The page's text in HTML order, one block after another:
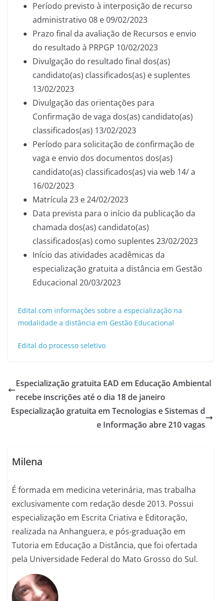
Período previsto à interposição de recurso
administrativo 08 e 09/02/2023
Prazo final da avaliação de Recursos e envio
do resultado à PRPGP 10/02/2023
Divulgação do resultado final dos(as)
candidato(as) classificados(as) e suplentes
13/02/2023
Divulgação das orientações para
Confirmação de vaga dos(as) candidato(as)
classificados(as) 13/02/2023
Período para solicitação de confirmação de
vaga e envio dos documentos dos(as)
candidato(as) classificados(as) via web 14/ a
16/02/2023
Matrícula 23 e 24/02/2023
Data prevista para o início da publicação da
chamada dos(as) candidato(as)
classificados(as) como suplentes 23/02/2023
Início das atividades acadêmicas da
especialização gratuita a distância em Gestão
Educacional 20/03/2023
Edital com informações sobre a especialização na
modalidade a distância em Gestão Educacional
Edital do processo seletivo
Especialização gratuita EAD em Educação Ambiental
recebe inscrições até o dia 18 de janeiro
Especialização gratuita em Tecnologias e Sistemas d
e Informação abre 210 vagas
Milena
É formada em medicina veterinária, mas trabalha
exclusivamente com redação desde 2013. Possui
especialização em Escrita Criativa e Editoração,
realizada na Anhanguera, e pós-graduação em
Tutoria em Educação a Distância, que foi ofertada
pela Universidade Federal do Mato Grosso do Sul.